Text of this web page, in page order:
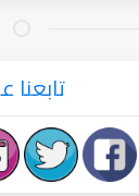
تابعنا